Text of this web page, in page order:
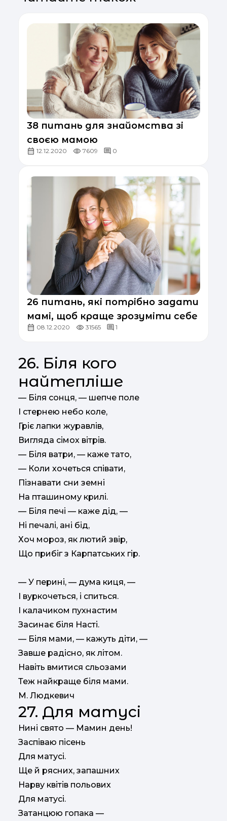
38 питань для знайомства зі
своєю мамою
12.12.2020 7609 0
26 питань, які потрібно задати
мамі, щоб краще зрозуміти себе
08.12.2020 31565 1
26. Біля кого
найтепліше
— Біля сонця, — шепче поле
І стернею небо коле,
Гріє лапки журавлів,
Вигляда сімох вітрів.
— Біля ватри, — каже тато,
— Коли хочеться співати,
Пізнавати сни земні
На пташиному крилі.
— Біля печі — каже дід, —
Ні печалі, ані бід,
Хоч мороз, як лютий звір,
Що прибіг з Карпатських гір.
— У перині, — дума киця, —
I вуркочеться, і спиться.
I калачиком пухнастим
Засинає біля Насті.
— Біля мами, — кажуть діти, —
Завше радісно, як літом.
Навіть вмитися сльозами
Теж найкраще біля мами.
М. Людкевич
27. Для матусі
Нині свято — Мамин день!
Заспіваю пісень
Для матусі.
Ще й рясних, запашних
Нарву квітів польових
Для матусі.
Затанцюю гопака —